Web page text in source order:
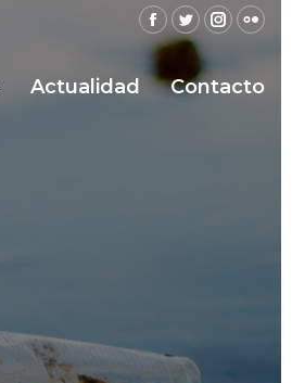
Facebook
TwitterInstagram
Flickr
Actualidad Contacto